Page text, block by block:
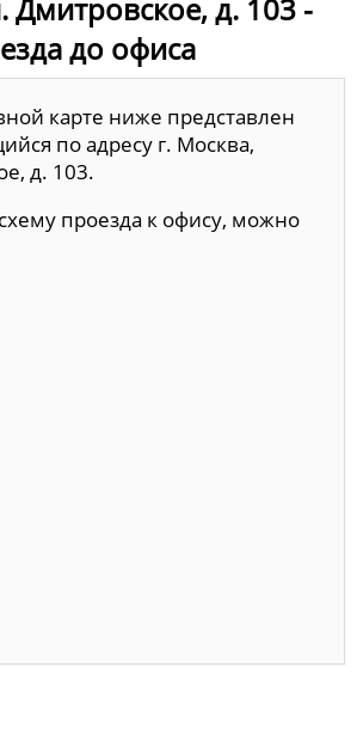
Дмитровское, д. 103 -
до офиса
карте ниже представлен
по адресу г. Москва,
д. 103.
проезда к офису, можно